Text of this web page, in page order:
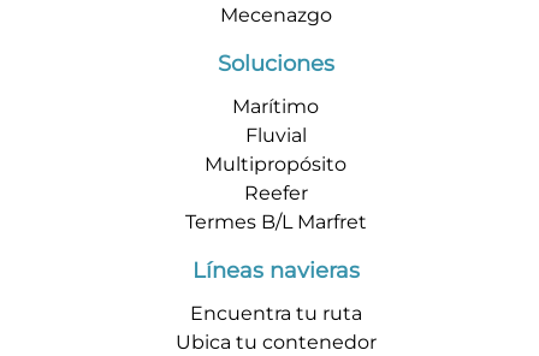
Mecenazgo
Soluciones
Marítimo
Fluvial
Multipropósito
Reefer
Termes B/L Marfret
Líneas navieras
Encuentra tu ruta
Ubica tu contenedor